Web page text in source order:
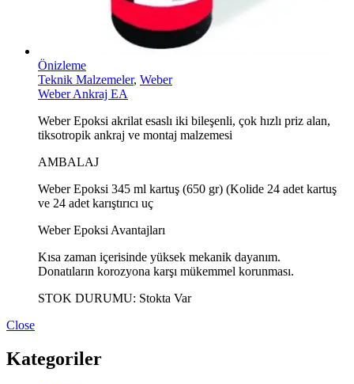
Önizleme
Teknik Malzemeler, Weber
Weber Ankraj EA
Weber Epoksi akrilat esaslı iki bileşenli, çok hızlı priz alan,
tiksotropik ankraj ve montaj malzemesi
AMBALAJ
Weber Epoksi 345 ml kartuş (650 gr) (Kolide 24 adet kartuş
ve 24 adet karıştırıcı uç
Weber Epoksi Avantajları
Kısa zaman içerisinde yüksek mekanik dayanım.
Donatıların korozyona karşı mükemmel korunması.
STOK DURUMU: Stokta Var
Close
Kategoriler